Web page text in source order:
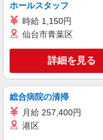
キープ
派遣社員
株式会社トラストグロ
住
ホールスタッフ
時給 1,150円
仙台市青葉区
詳細を見る
総合病院の清掃
月給 257,400円
港区